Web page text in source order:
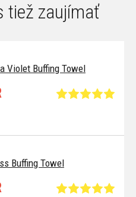
tiež zaujímať
Violet Buffing Towel
Buffing Towel